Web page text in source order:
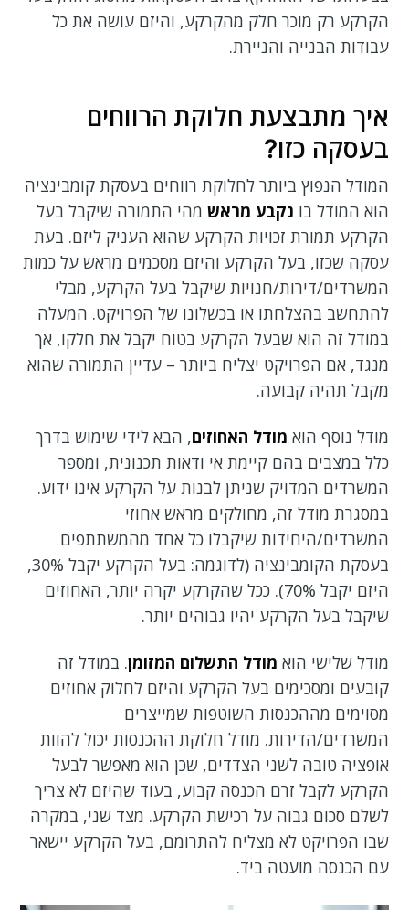
הקרקע רק מוכר חלק מהקרקע, והיזם עושה את כל
עבודות הבנייה והניירת.
איך מתבצעת חלוקת הרווחים
בעסקה כזו?
המודל הנפוץ ביותר לחלוקת רווחים בעסקת קומבינציה
הוא המודל בו נקבע מראש מהי התמורה שיקבל בעל
הקרקע תמורת זכויות הקרקע שהוא העניק ליזם. בעת
עסקה שכזו, בעל הקרקע והיזם מסכמים מראש על כמות
המשרדים/דירות/חנויות שיקבל בעל הקרקע, מבלי
להתחשב בהצלחתו או בכשלונו של הפרויקט. המעלה
במודל זה הוא שבעל הקרקע בטוח יקבל את חלקו, אך
מנגד, אם הפרויקט יצליח ביותר – עדיין התמורה שהוא
מקבל תהיה קבועה.
מודל נוסף הוא מודל האחוזים, הבא לידי שימוש בדרך
כלל במצבים בהם קיימת אי ודאות תכנונית, ומספר
המשרדים המדויק שניתן לבנות על הקרקע אינו ידוע.
במסגרת מודל זה, מחולקים מראש אחוזי
המשרדים/היחידות שיקבלו כל אחד מהמשתתפים
בעסקת הקומבינציה (לדוגמה: בעל הקרקע יקבל 30%,
היזם יקבל 70%). ככל שהקרקע יקרה יותר, האחוזים
שיקבל בעל הקרקע יהיו גבוהים יותר.
מודל שלישי הוא מודל התשלום המזומן. במודל זה
קובעים ומסכימים בעל הקרקע והיזם לחלוק אחוזים
מסוימים מההכנסות השוטפות שמייצרים
המשרדים/הדירות. מודל חלוקת ההכנסות יכול להוות
אופציה טובה לשני הצדדים, שכן הוא מאפשר לבעל
הקרקע לקבל זרם הכנסה קבוע, בעוד שהיזם לא צריך
לשלם סכום גבוה על רכישת הקרקע. מצד שני, במקרה
שבו הפרויקט לא מצליח להתרומם, בעל הקרקע יישאר
עם הכנסה מועטה ביד.